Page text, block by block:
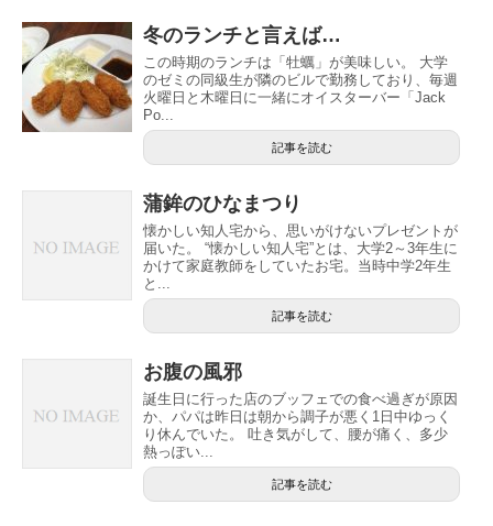
冬のランチと言えば…
この時期のランチは「牡蠣」が美味しい。 大学
のゼミの同級生が隣のビルで勤務しており、毎週
火曜日と木曜日に一緒にオイスターバー「Jack
Po...
記事を読む
蒲鉾のひなまつり
懐かしい知人宅から、思いがけないプレゼントが
届いた。 “懐かしい知人宅”とは、大学2～3年生に
かけて家庭教師をしていたお宅。当時中学2年生
と...
記事を読む
お腹の風邪
誕生日に行った店のブッフェでの食べ過ぎが原因
か、パパは昨日は朝から調子が悪く1日中ゆっく
り休んでいた。 吐き気がして、腰が痛く、多少
熱っぽい...
記事を読む